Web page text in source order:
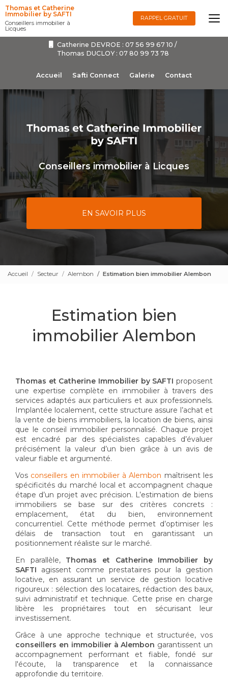
Aller
au
contenu
principal
Catherine DEVROE :07 56 99 67 10 /
Thomas DUCLOY : 07 80 99 73 78
Accueil Safti Connect Galerie Contact
Thomas et Catherine
Immobilier by SAFTI
Conseillers immobilier à
Licques
RAPPEL GRATUIT
Conseillers immobilier à Licques
EN SAVOIR PLUS
Accueil Secteur Alembon Estimation bien immobilier Alembon
Estimation bien
immobilier Alembon
Thomas et Catherine Immobilier by SAFTI proposent
une expertise complète en immobilier à travers des
services adaptés aux particuliers et aux professionnels.
Implantée localement, cette structure assure l’achat et
la vente de biens immobiliers, la location de biens, ainsi
que le conseil immobilier personnalisé. Chaque projet
est encadré par des spécialistes capables d’évaluer
précisément la valeur d’un bien grâce à un avis de
valeur fiable et argumenté.
Vos conseillers en immobilier à Alembon maîtrisent les
spécificités du marché local et accompagnent chaque
étape d’un projet avec précision. L’estimation de biens
immobiliers se base sur des critères concrets :
emplacement, état du bien, environnement
concurrentiel. Cette méthode permet d’optimiser les
délais de transaction tout en garantissant un
positionnement réaliste sur le marché.
En parallèle, Thomas et Catherine Immobilier by
SAFTI agissent comme prestataires pour la gestion
locative, en assurant un service de gestion locative
rigoureux : sélection des locataires, rédaction des baux,
suivi administratif et technique. Cette prise en charge
libère les propriétaires tout en sécurisant leur
investissement.
Grâce à une approche technique et structurée, vos
conseillers en immobilier à Alembon garantissent un
accompagnement performant et fiable, fondé sur
l'écoute, la transparence et la connaissance
approfondie du territoire.